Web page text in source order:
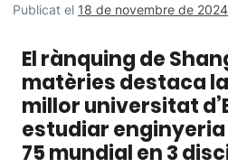
Publicat el 18 de novembre de 2024
El rànquing de
matèries destaca la
millor universitat
estudiar enginyeria
75 mundial en 3